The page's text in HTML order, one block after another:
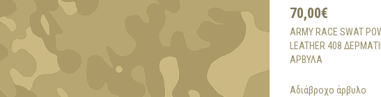
70,00€
ARMY RACE SWAT
LEATHER 408
ΑΡΒΎΛΑ
Αδιάβροχο άρβυλο